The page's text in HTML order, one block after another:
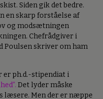
Siden gik det bedre.
en skarp forståelse af
og modsætningen
Chefrådgiver i
Poulsen skriver om ham
er ph.d.-stipendiat i
Det lyder måske
læsere. Men der er næppe